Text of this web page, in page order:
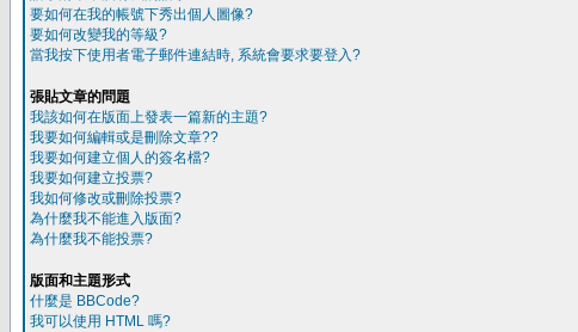
要如何在我的帳號下秀出個人圖像?
要如何改變我的等級?
當我按下使用者電子郵件連結時, 系統會要求要登入?
張貼文章的問題
我該如何在版面上發表一篇新的主題?
我要如何編輯或是刪除文章??
我要如何建立個人的簽名檔?
我要如何建立投票?
我如何修改或刪除投票?
為什麼我不能進入版面?
為什麼我不能投票?
版面和主題形式
什麼是 BBCode?
我可以使用 HTML 嗎?